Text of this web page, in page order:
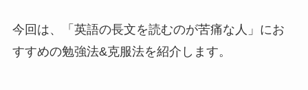
今回は、「英語の長文を読むのが苦痛な人」にお
すすめの勉強法&克服法を紹介します。